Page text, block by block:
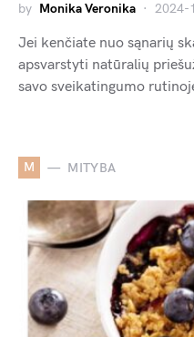
by Monika Veronika 2024-
Jei kenčiate nuo sąnarių
apsvarstyti natūralių
savo sveikatingumo
M MITYBA